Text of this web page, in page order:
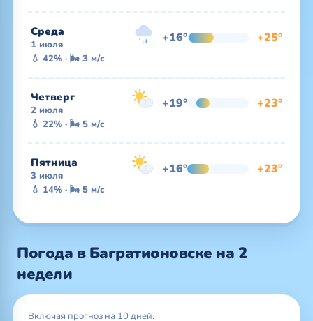
Среда
1 июля +16° +25°
💧 42% · 🌬 3 м/с
Четверг
2 июля +19° +23°
💧 22% · 🌬 5 м/с
Пятница
3 июля +16° +23°
💧 14% · 🌬 5 м/с
Погода в Багратионовске на 2
недели
Включая прогноз на 10 дней.